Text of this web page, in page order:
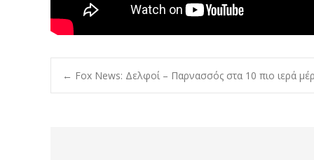
Post
← Fox News: Δελφοί – Παρνασσός στα 10 πιο ιερά